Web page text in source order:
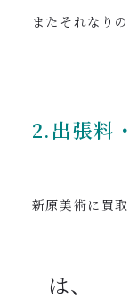
またそれなり
2.出張料
新原美術に買